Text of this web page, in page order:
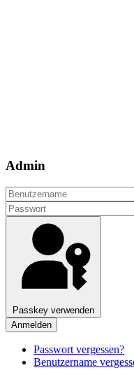
Admin
Passkey verwenden
Anmelden
Passwort vergessen?
Benutzername